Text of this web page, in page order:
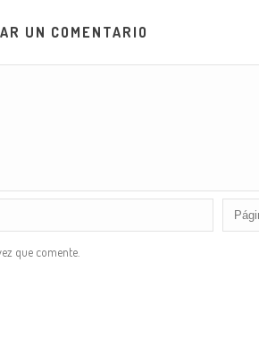
UN COMENTARIO
que comente.